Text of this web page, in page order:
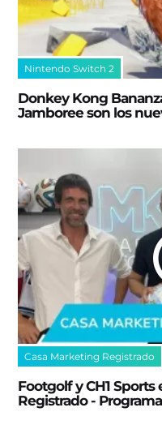
Nintendo Switch 2
Donkey Kong
Jamboree son los
Casa Marketing Registrado
Footgolf y CH1 Sports
Registrado -